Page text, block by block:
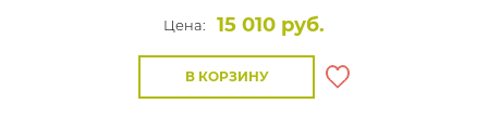
Цена:
15 010 руб.
В КОРЗИНУ